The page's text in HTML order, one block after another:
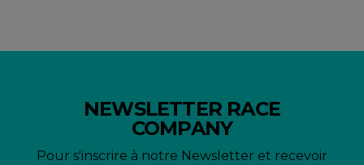
NEWSLETTER RACE
COMPANY
Pour s'inscrire à notre Newsletter et recevoir